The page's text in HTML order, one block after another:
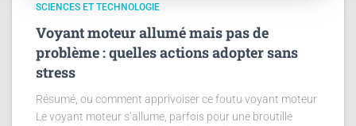
SCIENCES ET TECHNOLOGIE
Voyant moteur allumé mais pas de
problème : quelles actions adopter sans
stress
Résumé, ou comment apprivoiser ce foutu voyant moteur
Le voyant moteur s’allume, parfois pour une broutille